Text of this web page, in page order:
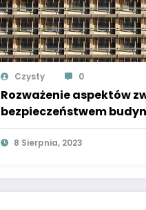
Czysty 0
Rozważenie aspektów
bezpieczeństwem
budowlane, kontrole
zarządzanie ryzykiem
8 Sierpnia, 2023